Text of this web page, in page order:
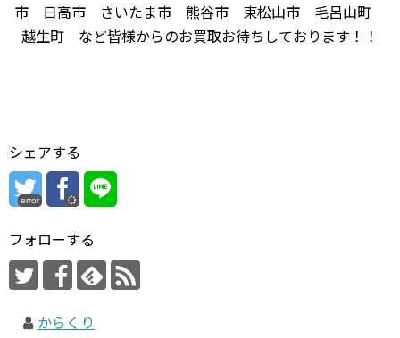
市 日高市 さいたま市 熊谷市 東松山市 毛呂山町
越生町 など皆様からのお買取お待ちしております！！
シェアする
error
フォローする
からくり